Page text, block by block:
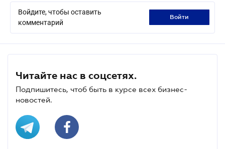
Войдите, чтобы оставить
комментарий
войти
Читайте нас в соцсетях.
Подпишитесь, чтоб быть в курсе всех бизнес-
новостей.